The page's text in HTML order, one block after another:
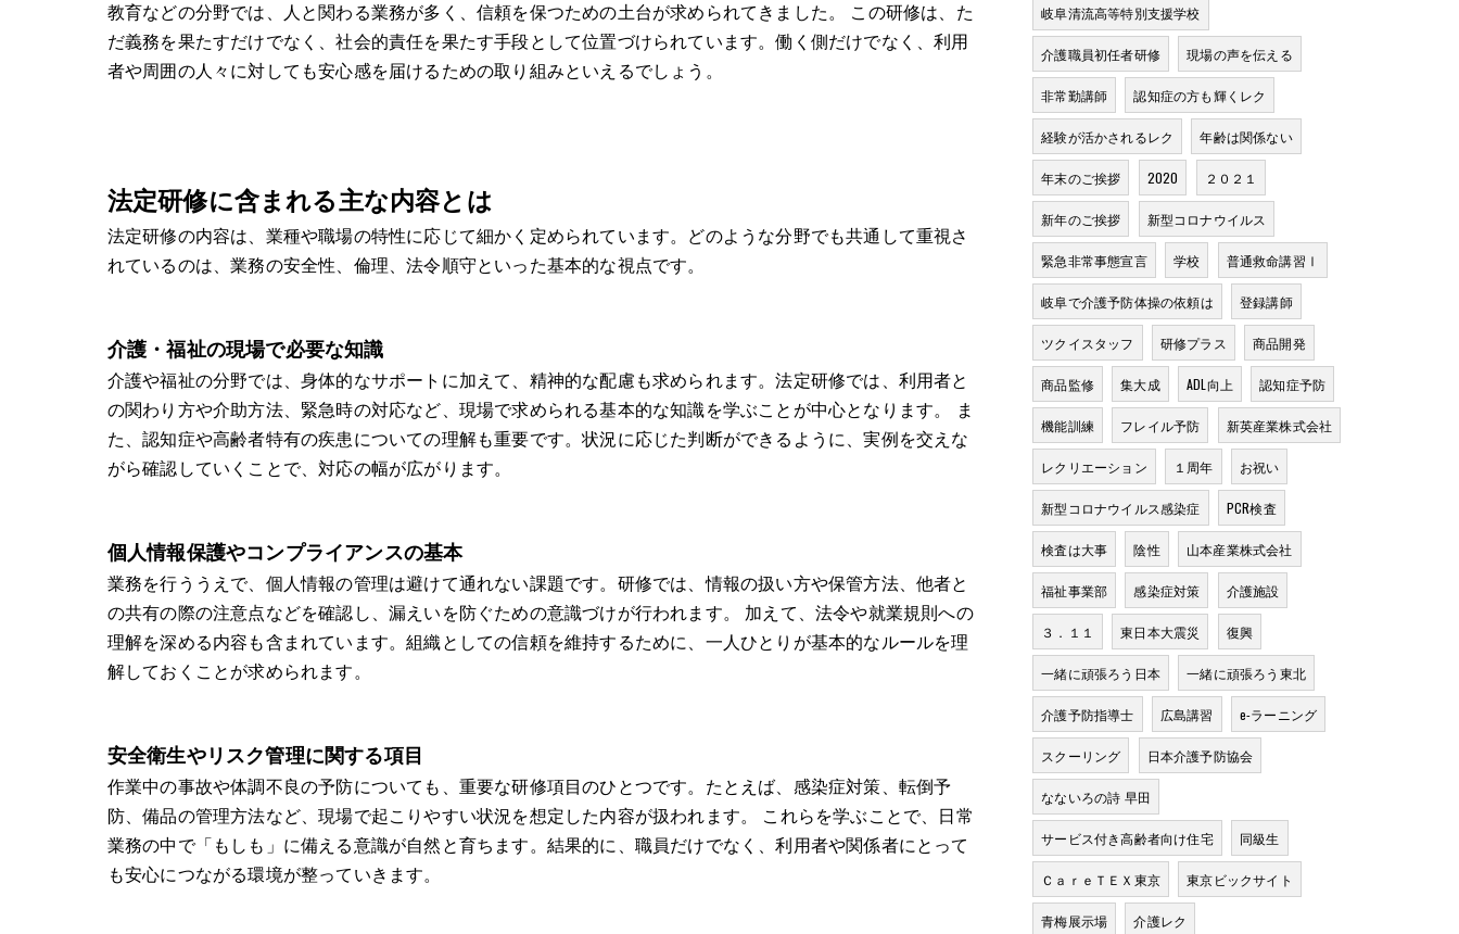
教育などの分野では、人と関わる業務が多く、信頼を保つための土台が求められてきました。 この研修は、た
だ義務を果たすだけでなく、社会的責任を果たす手段として位置づけられています。働く側だけでなく、利用
者や周囲の人々に対しても安心感を届けるための取り組みといえるでしょう。
法定研修に含まれる主な内容とは
法定研修の内容は、業種や職場の特性に応じて細かく定められています。どのような分野でも共通して重視さ
れているのは、業務の安全性、倫理、法令順守といった基本的な視点です。
介護・福祉の現場で必要な知識
介護や福祉の分野では、身体的なサポートに加えて、精神的な配慮も求められます。法定研修では、利用者と
の関わり方や介助方法、緊急時の対応など、現場で求められる基本的な知識を学ぶことが中心となります。 ま
た、認知症や高齢者特有の疾患についての理解も重要です。状況に応じた判断ができるように、実例を交えな
がら確認していくことで、対応の幅が広がります。
個人情報保護やコンプライアンスの基本
業務を行ううえで、個人情報の管理は避けて通れない課題です。研修では、情報の扱い方や保管方法、他者と
の共有の際の注意点などを確認し、漏えいを防ぐための意識づけが行われます。 加えて、法令や就業規則への
理解を深める内容も含まれています。組織としての信頼を維持するために、一人ひとりが基本的なルールを理
解しておくことが求められます。
安全衛生やリスク管理に関する項目
作業中の事故や体調不良の予防についても、重要な研修項目のひとつです。たとえば、感染症対策、転倒予
防、備品の管理方法など、現場で起こりやすい状況を想定した内容が扱われます。 これらを学ぶことで、日常
業務の中で「もしも」に備える意識が自然と育ちます。結果的に、職員だけでなく、利用者や関係者にとって
も安心につながる環境が整っていきます。
岐阜清流高等特別支援学校
介護職員初任者研修 現場の声を伝える
非常勤講師 認知症の方も輝くレク
経験が活かされるレク 年齢は関係ない
年末のご挨拶 2020 ２０２１
新年のご挨拶 新型コロナウイルス
緊急非常事態宣言 学校 普通救命講習Ⅰ
岐阜で介護予防体操の依頼は 登録講師
ツクイスタッフ 研修プラス 商品開発
商品監修 集大成 ADL向上 認知症予防
機能訓練 フレイル予防 新英産業株式会社
レクリエーション １周年 お祝い
新型コロナウイルス感染症 PCR検査
検査は大事 陰性 山本産業株式会社
福祉事業部 感染症対策 介護施設
３．１１ 東日本大震災 復興
一緒に頑張ろう日本 一緒に頑張ろう東北
介護予防指導士 広島講習 e-ラーニング
スクーリング 日本介護予防協会
なないろの詩 早田
サービス付き高齢者向け住宅 同級生
ＣａｒｅＴＥＸ東京 東京ビックサイト
青梅展示場 介護レク